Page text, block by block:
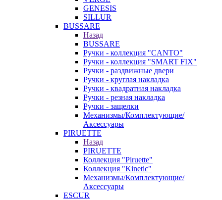
GENESIS
SILLUR
BUSSARE
Назад
BUSSARE
Ручки - коллекция "CANTO"
Ручки - коллекция "SMART FIX"
Ручки - раздвижные двери
Ручки - круглая накладка
Ручки - квадратная накладка
Ручки - резная накладка
Ручки - защелки
Механизмы/Комплектующие/
Аксессуары
PIRUETTE
Назад
PIRUETTE
Коллекция "Piruette"
Коллекция "Kinetic"
Механизмы/Комплектующие/
Аксессуары
ESCUR